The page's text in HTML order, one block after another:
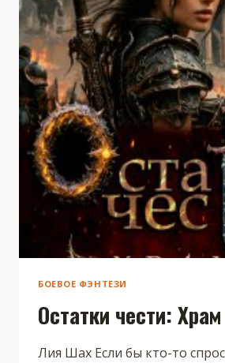
БОЕВОЕ ФЭНТЕЗИ
Остатки чести: Храм
Лия Шах Если бы кто-то